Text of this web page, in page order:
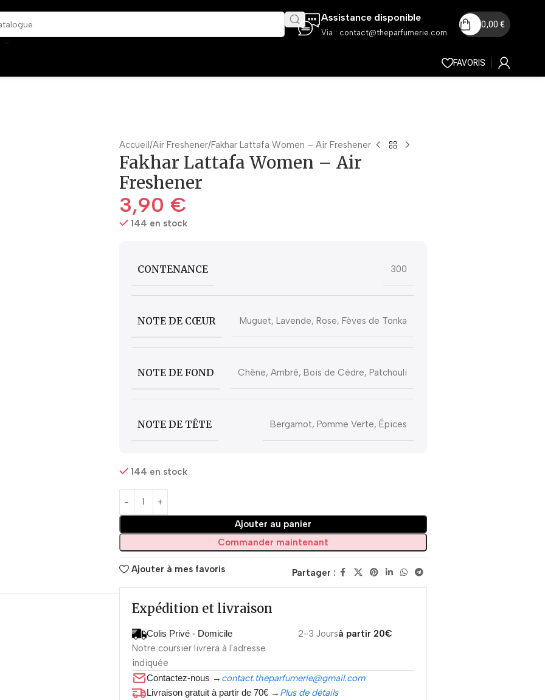
Assistance disponible
Via : contact@theparfumerie.com
0,00 €
FAVORIS
Accueil Air Freshener Fakhar Lattafa Women – Air Freshener
Fakhar Lattafa Women – Air
Freshener
3,90 €
144 en stock
CONTENANCE 300
NOTE DE CŒUR Muguet, Lavende, Rose, Fèves de Tonka
NOTE DE FOND Chêne, Ambré, Bois de Cèdre, Patchouli
NOTE DE TÊTE Bergamot, Pomme Verte, Épices
144 en stock
Ajouter au panier
Commander maintenant
Ajouter à mes favoris Partager :
Expédition et livraison
Colis Privé - Domicile
Notre coursier livrera à l'adresse
indiquée
2-3 Joursà partir 20€
Contactez-nous → contact.theparfumerie@gmail.com
Livraison gratuit à partir de 70€ → Plus de détails